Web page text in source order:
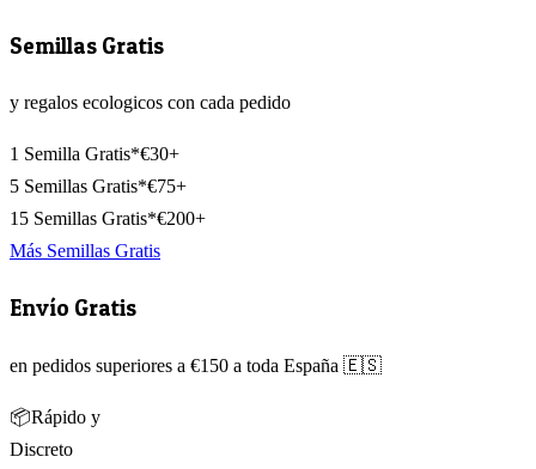
Semillas Gratis
y regalos ecologicos con cada pedido
1 Semilla Gratis*€30+
5 Semillas Gratis*€75+
15 Semillas Gratis*€200+
Más Semillas Gratis
Envío Gratis
en pedidos superiores a €150 a toda España 🇪🇸
📦Rápido y
Discreto